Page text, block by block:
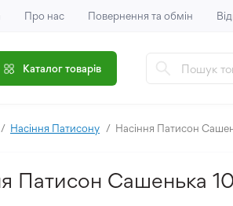
Про нас Повернення та обмін
Каталог товарів
Насіння Патисону Насіння Патисон
Патисон Сашенька